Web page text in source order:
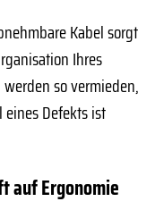
Kabel sorgt
Ihres
so vermieden,
Defekts ist
auf Ergonomie